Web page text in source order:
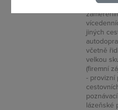
jiných
včetně
velkou
(firemní
- provizní
lázeňské
Maximální
Profesionální
Vždy aktuální